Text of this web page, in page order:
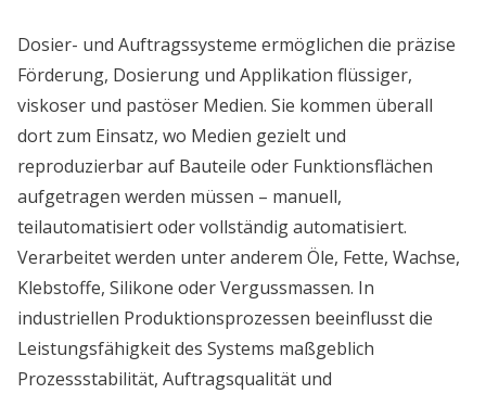
Dosier- und Auftragssysteme ermöglichen die präzise
Förderung, Dosierung und Applikation flüssiger,
viskoser und pastöser Medien. Sie kommen überall
dort zum Einsatz, wo Medien gezielt und
reproduzierbar auf Bauteile oder Funktionsflächen
aufgetragen werden müssen – manuell,
teilautomatisiert oder vollständig automatisiert.
Verarbeitet werden unter anderem Öle, Fette, Wachse,
Klebstoffe, Silikone oder Vergussmassen. In
industriellen Produktionsprozessen beeinflusst die
Leistungsfähigkeit des Systems maßgeblich
Prozessstabilität, Auftragsqualität und